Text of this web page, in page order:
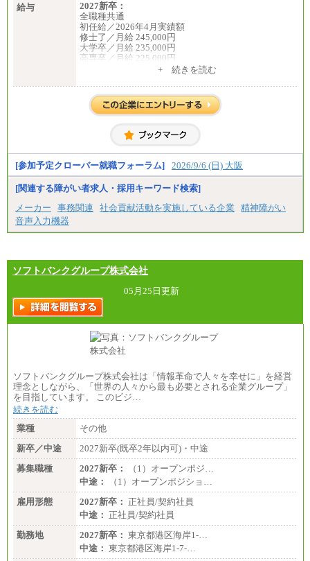
給与
2027新卒：
全職種共通
初任給／2026年4月実績額
修士了／月給 245,000円
大学卒／月給 235,000円
高専卒／月給 225,000円
短大卒／月給 210,000円
※試用期間中も給与に変更はございません
※博士課程修了者は修士卒の金額を最低額とし、経
験・能力を考慮のうえ、当社規程に基づき決定いた
月給200,000円～350,000円
基本給は能力、過去の職歴を考慮の上、当社規定に
基づき決定します。
※試用期間中も給与に変更はございません
+ 続きを読む
[参加予定クローバー就職フォーラム] 2026/9/6 (日) 大阪
[関連する障がい者求人・採用キーワード検索]
メーカー
事務関連 社会貢献活動を実施している企業
精神障がい
音声入力機器
ソフトバンクグループ株式会社
05月25日更新
ソフトバンクグループ株式会社は「情報革命で人々を幸せに」を経営
理念としながら、「世界の人々から最も必要とされる企業グループ」
を目指しています。 このビジ…
続きを読む
業種
その他
新卒／中途
2027新卒(既卒2年以内可)・中途
募集職種
2027新卒：
（1）オープンポジ…
中途：
（1）オープンポジショ…
雇用形態
2027新卒： 正社員/契約社員
中途： 正社員/契約社員
勤務地
2027新卒： 東京都港区海岸1-…
中途： 東京都港区海岸1-7-…